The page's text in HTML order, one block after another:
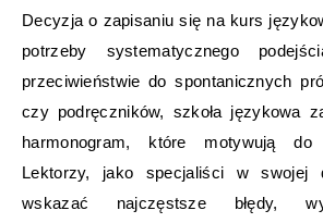
Decyzja o zapisaniu się na kurs
potrzeby systematycznego
przeciwieństwie do spontanicznych
czy podręczników, szkoła językowa
harmonogram, które motywują do
Lektorzy, jako specjaliści w swojej
wskazać najczęstsze błędy,